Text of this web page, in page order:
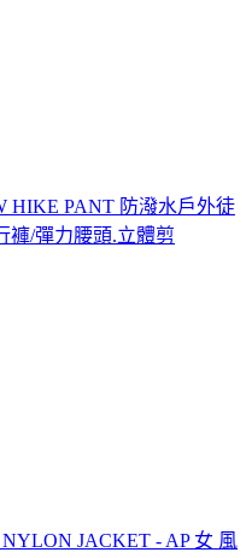
HIKE PANT 防潑水戶外徒
褲/彈力腰頭.立體剪
NYLON JACKET - AP 女 風